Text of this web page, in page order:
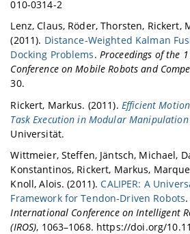
010-0314-2
Lenz, Claus, Röder, Thorsten, Rickert,
(2011). Distance-Weighted Kalman
Docking Problems. Proceedings of the
Conference on Mobile Robots and
30.
Rickert, Markus. (2011). Efficient
Task Execution in Modular Manipulation
Universität.
Wittmeier, Steffen, Jäntsch, Michael,
Konstantinos, Rickert, Markus,
Knoll, Alois. (2011).CALIPER: A
Framework for Tendon-Driven Robots
International Conference on Intelligent
(IROS), 1063–1068. https://doi.org/